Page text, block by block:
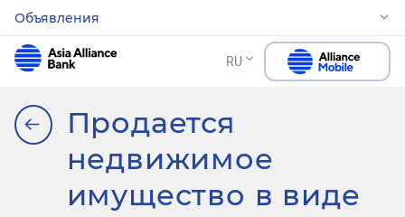
Объявления
RU
Продается
недвижимое
имущество в виде